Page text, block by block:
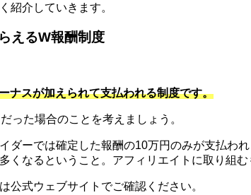
紹介していきます。
えるW報酬制度
ナスが加えられて支払われる制度です。
った場合のことを考えましょう。
ダーでは確定した報酬の10万円のみが支払わ
くなるということ。アフィリエイトに取り組む
式ウェブサイトでご確認ください。